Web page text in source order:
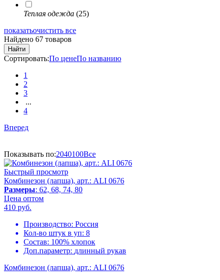
Теплая одежда (25)
показатьочистить все
Найдено 67 товаров
Найти
Сортировать:По ценеПо названию
1
2
3
...
4
Вперед
Показывать по:2040100Все
Быстрый просмотр
Комбинезон (лапша), арт.: ALI 0676
Размеры: 62, 68, 74, 80
Цена оптом
410 руб.
Производство: Россия
Кол-во штук в уп: 8
Состав: 100% хлопок
Доп.параметр: длинный рукав
Комбинезон (лапша), арт.: ALI 0676